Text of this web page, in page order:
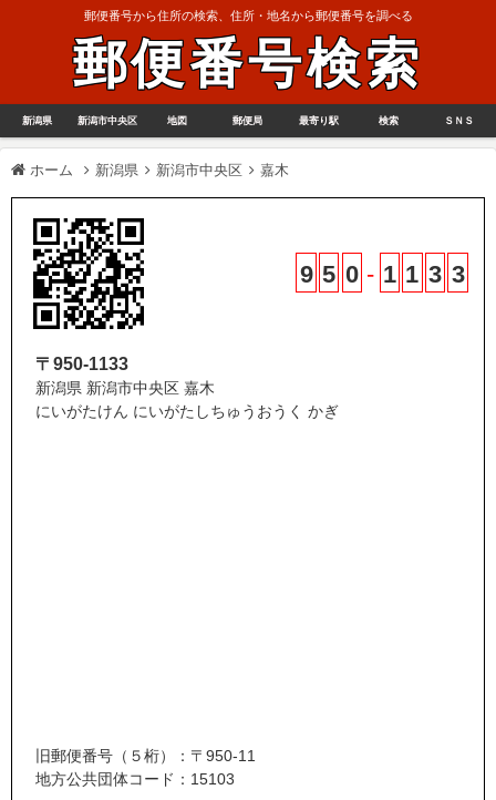
郵便番号から住所の検索、住所・地名から郵便番号を調べる
郵便番号検索
新潟県 新潟市中央区 地図 郵便局 最寄り駅 検索 ＳＮＳ
ホーム 新潟県 新潟市中央区 嘉木
9 5 0 - 1 1 3 3
〒950-1133
新潟県 新潟市中央区 嘉木
にいがたけん にいがたしちゅうおうく かぎ
旧郵便番号（５桁）：〒950-11
地方公共団体コード：15103